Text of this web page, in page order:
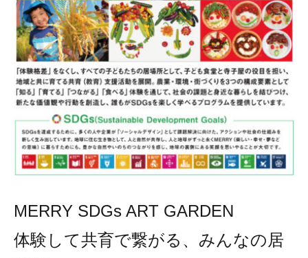
MERRY SDGs ART GARDEN
体験して共育で繋がる、みんなの居